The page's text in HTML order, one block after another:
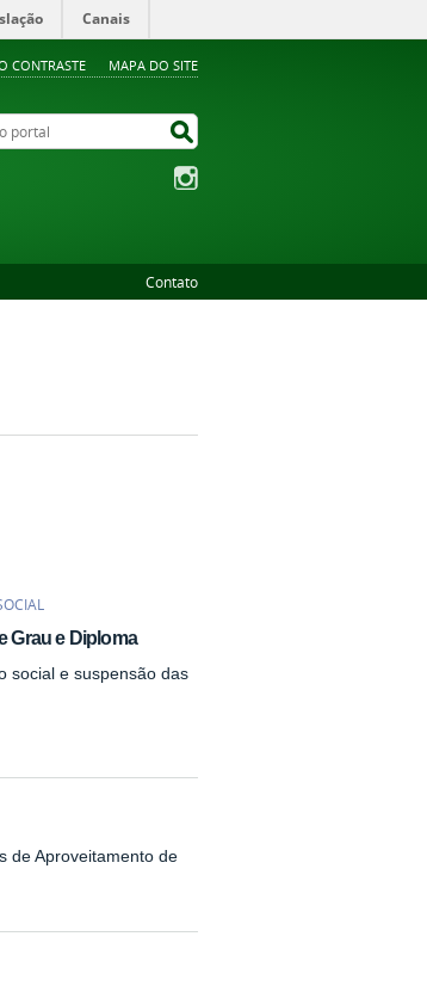
CONTRASTE MAPA DO SITE
Canais
Contato
Grau e Diploma
social e suspensão das
de Aproveitamento de